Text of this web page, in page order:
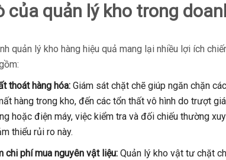
của quản lý kho trong
quản lý kho hàng hiệu quả mang lại nhiều lợi ích
thoát hàng hóa: Giám sát chặt chẽ giúp ngăn chặn
hàng trong kho, đến các tổn thất vô hình do trượt
hoặc điện máy, việc kiểm tra và đối chiếu thường
thiểu rủi ro này.
chi phí mua nguyên vật liệu: Quản lý kho vật tư chặt